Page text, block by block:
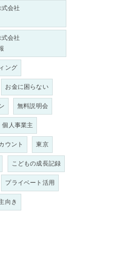
会社
会社
ング
お金に困らない
無料説明会
個人事業主
ウント 東京
こどもの成長記録
プライベート活用
向き